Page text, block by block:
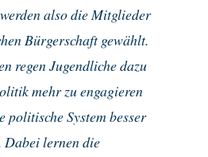
also die Mitglieder
Bürgerschaft gewählt.
regen Jugendliche dazu
mehr zu engagieren
politische System besser
Dabei lernen die